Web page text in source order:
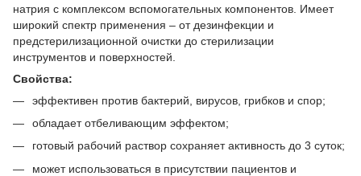
натрия с комплексом вспомогательных компонентов. Имеет
широкий спектр применения – от дезинфекции и
предстерилизационной очистки до стерилизации
инструментов и поверхностей.
Свойства:
эффективен против бактерий, вирусов, грибков и спор;
обладает отбеливающим эффектом;
готовый рабочий раствор сохраняет активность до 3 суток;
может использоваться в присутствии пациентов и